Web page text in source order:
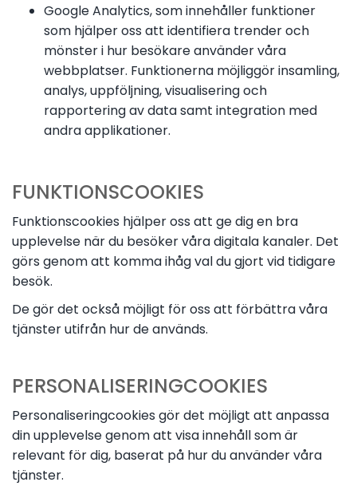
Google Analytics, som innehåller funktioner
som hjälper oss att identifiera trender och
mönster i hur besökare använder våra
webbplatser. Funktionerna möjliggör insamling,
analys, uppföljning, visualisering och
rapportering av data samt integration med
andra applikationer.
FUNKTIONSCOOKIES
Funktionscookies hjälper oss att ge dig en bra
upplevelse när du besöker våra digitala kanaler. Det
görs genom att komma ihåg val du gjort vid tidigare
besök.
De gör det också möjligt för oss att förbättra våra
tjänster utifrån hur de används.
PERSONALISERINGCOOKIES
Personaliseringcookies gör det möjligt att anpassa
din upplevelse genom att visa innehåll som är
relevant för dig, baserat på hur du använder våra
tjänster.